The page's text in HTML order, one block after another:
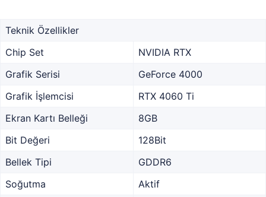
Teknik Özellikler
Chip Set
NVIDIA RTX
Grafik Serisi
GeForce 4000
Grafik İşlemcisi
RTX 4060 Ti
Ekran Kartı Belleği
8GB
Bit Değeri
128Bit
Bellek Tipi
GDDR6
Soğutma
Aktif